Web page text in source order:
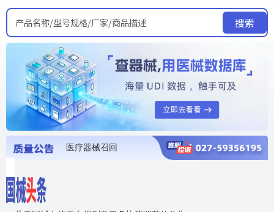
产品名称/型号规格/厂家/商品描述 搜索
医疗器械召回